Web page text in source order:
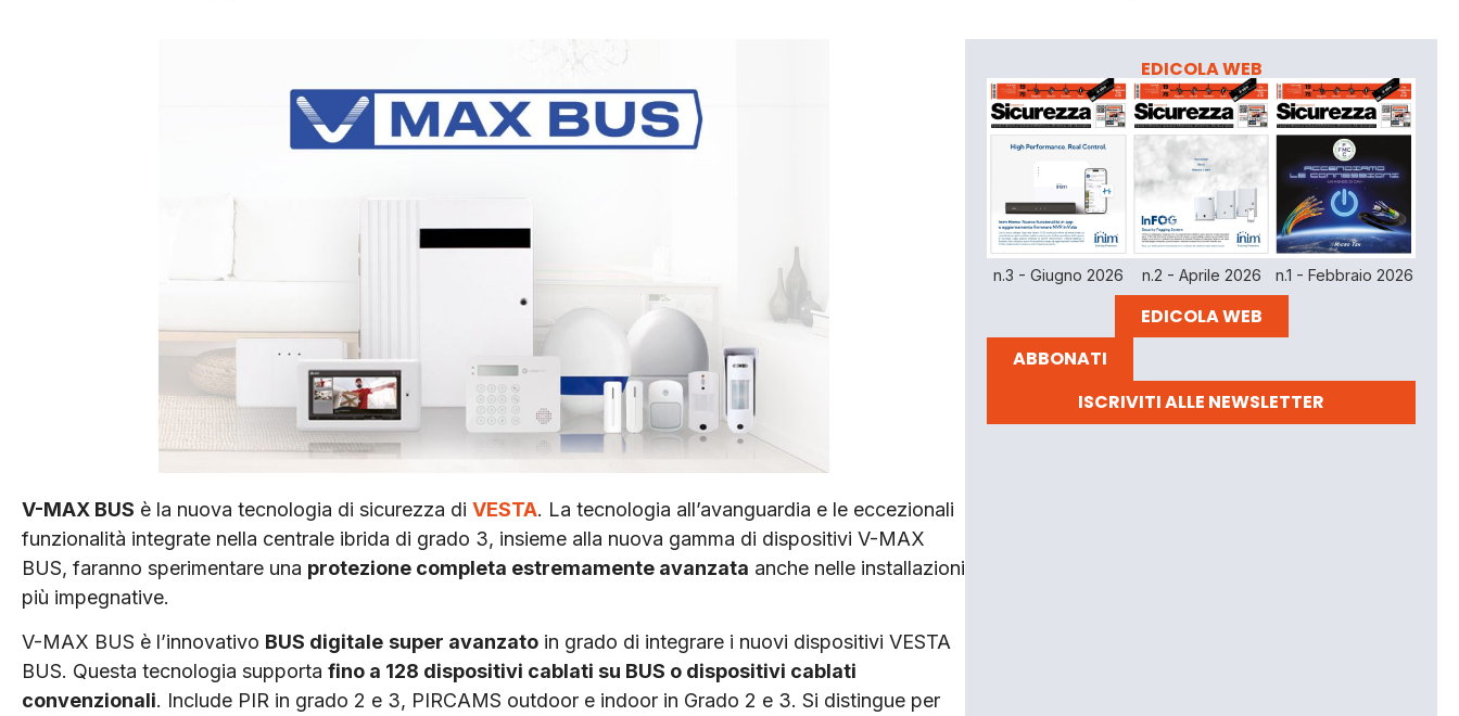
V-MAX BUS è la nuova tecnologia di sicurezza di VESTA. La tecnologia all’avanguardia e le eccezionali
funzionalità integrate nella centrale ibrida di grado 3, insieme alla nuova gamma di dispositivi V-MAX
BUS, faranno sperimentare una protezione completa estremamente avanzata anche nelle installazioni
più impegnative.
V-MAX BUS è l’innovativo BUS digitale super avanzato in grado di integrare i nuovi dispositivi VESTA
BUS. Questa tecnologia supporta fino a 128 dispositivi cablati su BUS o dispositivi cablati
convenzionali. Include PIR in grado 2 e 3, PIRCAMS outdoor e indoor in Grado 2 e 3. Si distingue per
EDICOLA WEB
n.3 - Giugno 2026 n.2 - Aprile 2026 n.1 - Febbraio 2026
EDICOLA WEB
ABBONATI
ISCRIVITI ALLE NEWSLETTER